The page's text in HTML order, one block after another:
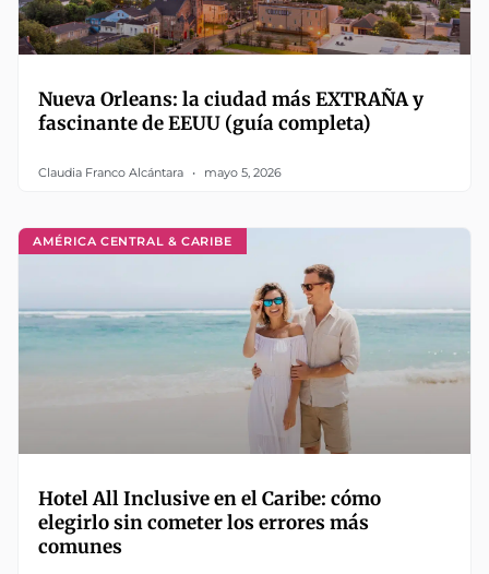
Nueva Orleans: la ciudad más EXTRAÑA y
fascinante de EEUU (guía completa)
Claudia Franco Alcántara mayo 5, 2026
AMÉRICA CENTRAL & CARIBE
Hotel All Inclusive en el Caribe: cómo
elegirlo sin cometer los errores más
comunes